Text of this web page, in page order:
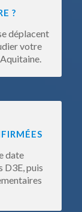
?
déplacent
votre
date
D3E, puis